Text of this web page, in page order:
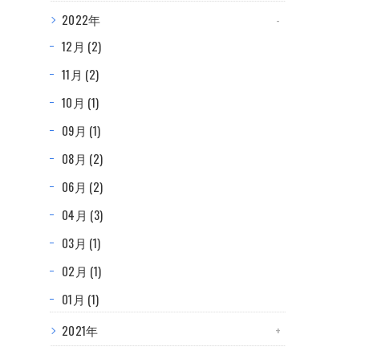
2022年
12月 (2)
11月 (2)
10月 (1)
09月 (1)
08月 (2)
06月 (2)
04月 (3)
03月 (1)
02月 (1)
01月 (1)
2021年